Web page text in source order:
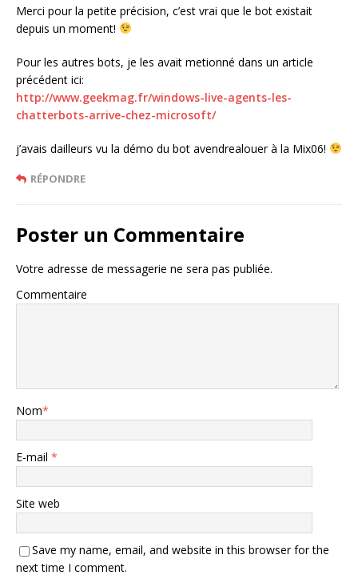
Merci pour la petite précision, c’est vrai que le bot existait
depuis un moment!
Pour les autres bots, je les avait metionné dans un article
précédent ici:
http://www.geekmag.fr/windows-live-agents-les-
chatterbots-arrive-chez-microsoft/
j’avais dailleurs vu la démo du bot avendrealouer à la Mix06!
RÉPONDRE
Poster un Commentaire
Votre adresse de messagerie ne sera pas publiée.
Commentaire
Nom*
E-mail *
Site web
Save my name, email, and website in this browser for the
next time I comment.